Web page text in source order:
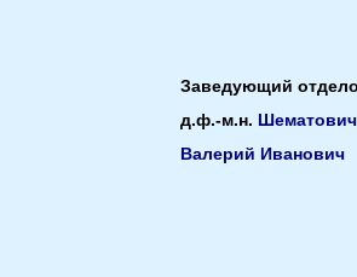
Заведующий
д.ф.-м.н. Шематович
Валерий Иванович